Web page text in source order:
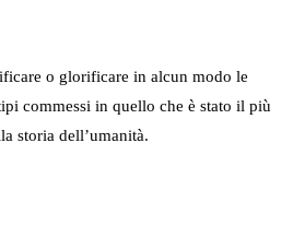
o glorificare in alcun modo le
commessi in quello che è stato il più
storia dell’umanità.